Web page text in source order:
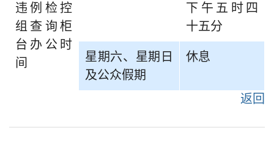
违例检控
组查询柜
台办公时
间
下午五时四
十五分
星期六、星期日
及公众假期
休息
返回